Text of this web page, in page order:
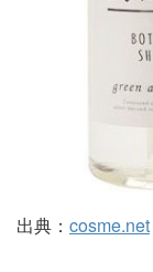
出典： cosme.net